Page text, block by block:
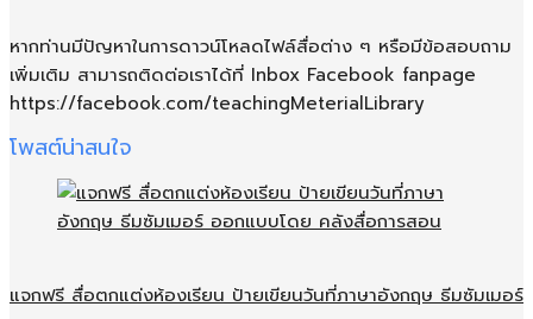
หากท่านมีปัญหาในการดาวน์โหลดไฟล์สื่อต่าง ๆ หรือมีข้อสอบถาม
เพิ่มเติม สามารถติดต่อเราได้ที่ Inbox Facebook fanpage
https://facebook.com/teachingMeterialLibrary
โพสต์น่าสนใจ
แจกฟรี สื่อตกแต่งห้องเรียน ป้ายเขียนวันที่ภาษาอังกฤษ ธีมซัมเมอร์